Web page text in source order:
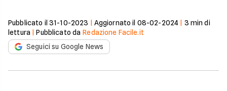
Pubblicato il 31-10-2023 Aggiornato il 08-02-2024 3 min di
lettura |Pubblicato da Redazione Facile.it
Seguici su Google News